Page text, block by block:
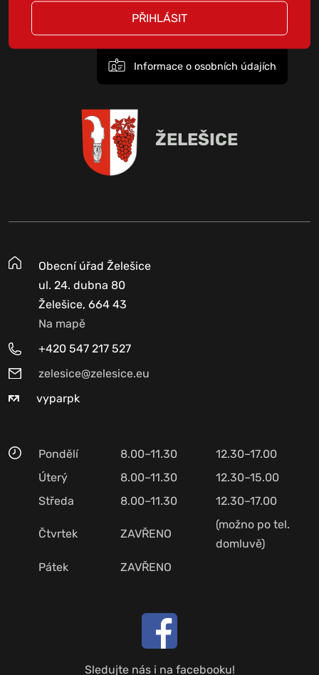
PŘIHLÁSIT
Informace o osobních údajích
ŽELEŠICE
Obecní úřad Želešice
ul. 24. dubna 80
Želešice, 664 43
Na mapě
+420 547 217 527
zelesice@zelesice.eu
vyparpk
Pondělí 8.00–11.30
12.30–17.00
Úterý
8.00–11.30
12.30–15.00
Středa
8.00–11.30 12.30–17.00
Čtvrtek ZAVŘENO
(možno po tel.
domluvě)
Pátek
ZAVŘENO
Sledujte nás i na facebooku!